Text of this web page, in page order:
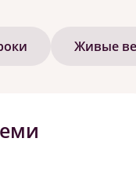
Живые